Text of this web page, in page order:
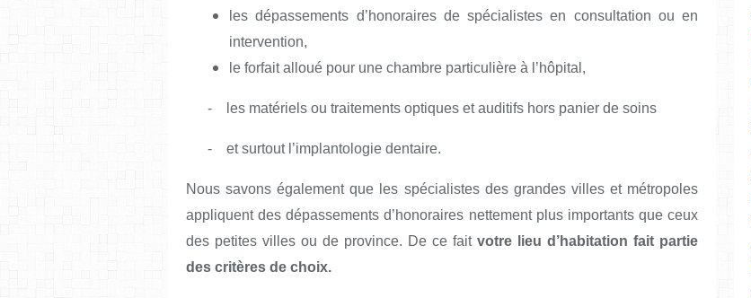
les dépassements d’honoraires de spécialistes en consultation ou en
intervention,
le forfait alloué pour une chambre particulière à l’hôpital,
- les matériels ou traitements optiques et auditifs hors panier de soins
- et surtout l’implantologie dentaire.
Nous savons également que les spécialistes des grandes villes et métropoles
appliquent des dépassements d’honoraires nettement plus importants que ceux
des petites villes ou de province. De ce fait votre lieu d’habitation fait partie
des critères de choix.